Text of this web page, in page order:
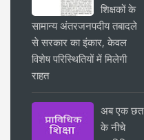
शिक्षकों के
सामान्य अंतरजनपदीय तबादले
से सरकार का इंकार, केवल
विशेष परिस्थितियों में मिलेगी
राहत
अब एक छत
के नीचे